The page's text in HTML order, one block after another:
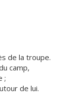
de la troupe.
camp,
;
de lui.